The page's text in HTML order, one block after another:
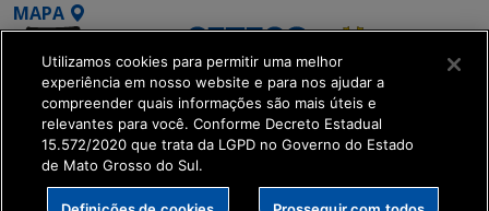
MAPA
SETDIG | Secretaria-
Executiva de
Transformação Digital
Utilizamos cookies para permitir uma melhor
experiência em nosso website e para nos ajudar a
compreender quais informações são mais úteis e
relevantes para você. Conforme Decreto Estadual
15.572/2020 que trata da LGPD no Governo do Estado
de Mato Grosso do Sul.